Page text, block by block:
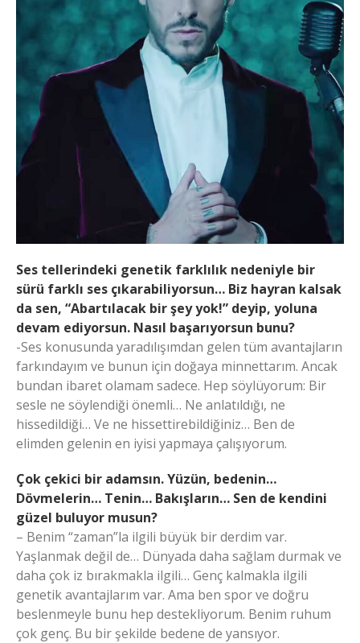
Ses tellerindeki genetik farklılık nedeniyle bir
sürü farklı ses çıkarabiliyorsun… Biz hayran kalsak
da sen, “Abartılacak bir şey yok!” deyip, yoluna
devam ediyorsun. Nasıl başarıyorsun bunu?
-Ses konusunda yaradılışımdan gelen tüm avantajların
farkındayım ve bunun için doğaya minnettarım. Ancak
bundan ibaret olamam sadece. Hep söylüyorum: Bir
sesle ne söylendiği önemli… Ne anlatıldığı, ne
hissedildiği… Ve ne hissettirebildiğiniz… Ben de
elimden gelenin en iyisi yapmaya çalışıyorum.
Çok çekici bir adamsın. Yüzün, bedenin…
Dövmelerin… Tenin… Bakışların… Sen de kendini
güzel buluyor musun?
– Benim “zaman”la ilgili büyük bir derdim var.
Yaşlanmak değil de… Dünyada daha sağlam durmak ve
daha çok iz bırakmakla ilgili… Genç kalmakla ilgili
genetik avantajlarım var. Ama ben spor ve doğru
beslenmeyle bunu hep destekliyorum. Benim ruhum
çok genç. Bu bir şekilde bedene de yansıyor.